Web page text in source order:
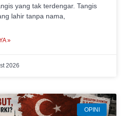
yang tak terdengar. Tangis
lahir tanpa nama,
»
2026
OPINI